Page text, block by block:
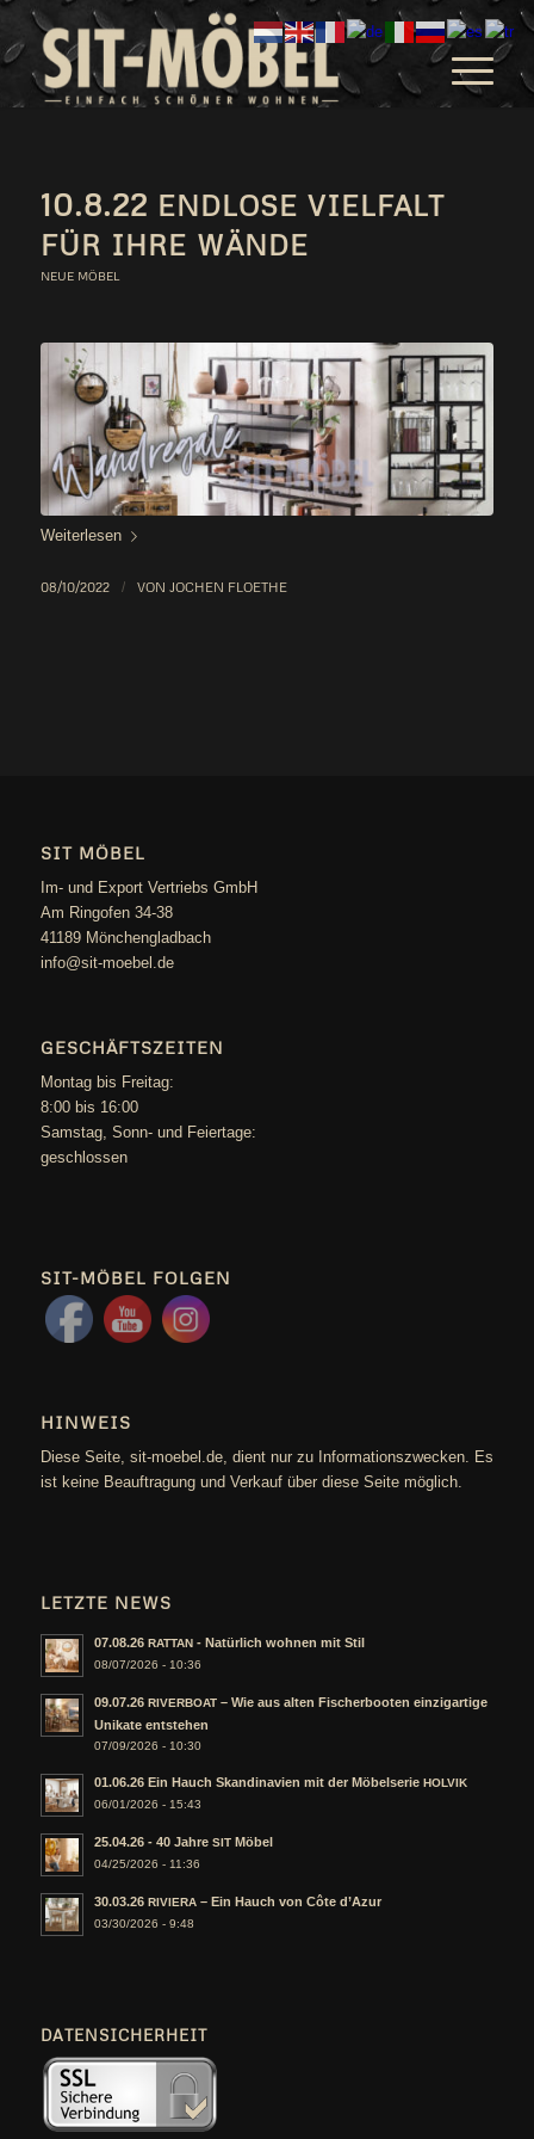
10.8.22 ENDLOSE VIELFALT
FÜR IHRE WÄNDE
NEUE MÖBEL
Wei­ter­le­sen
08/10/2022 / VON JOCHEN FLOETHE
SIT MÖBEL
Im- und Export Vertriebs GmbH
Am Ringofen 34-38
41189 Mönchengladbach
info@sit-moebel.de
GESCHÄFTSZEITEN
Mon­tag bis Freitag:
8:00 bis 16:00
Sams­tag, Sonn- und Feiertage:
geschlossen
SIT-MÖBEL FOLGEN
HINWEIS
Die­se Sei­te, sit-moebel.de, dient nur zu Infor­ma­ti­ons­zwe­cken. Es
ist kei­ne Beauf­tra­gung und Ver­kauf über die­se Sei­te möglich.
LETZTE NEWS
07.08.26 RATTAN- Natürlich wohnen mit Stil
08/07/2026 - 10:36
09.07.26 RIVERBOAT– Wie aus alten Fischerbooten einzigartige
Unikate entstehen
07/09/2026 - 10:30
01.06.26 Ein Hauch Skandinavien mit der Möbelserie HOLVIK
06/01/2026 - 15:43
25.04.26 - 40 Jahre SITMöbel
04/25/2026 - 11:36
30.03.26 RIVIERA– Ein Hauch von Côte d’Azur
03/30/2026 - 9:48
DATENSICHERHEIT